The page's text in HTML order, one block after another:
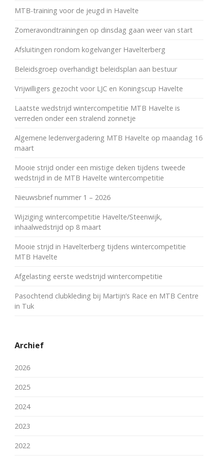
MTB-training voor de jeugd in Havelte
Zomeravondtrainingen op dinsdag gaan weer van start
Afsluitingen rondom kogelvanger Havelterberg
Beleidsgroep overhandigt beleidsplan aan bestuur
Vrijwilligers gezocht voor LJC en Koningscup Havelte
Laatste wedstrijd wintercompetitie MTB Havelte is
verreden onder een stralend zonnetje
Algemene ledenvergadering MTB Havelte op maandag 16
maart
Mooie strijd onder een mistige deken tijdens tweede
wedstrijd in de MTB Havelte wintercompetitie
Nieuwsbrief nummer 1 – 2026
Wijziging wintercompetitie Havelte/Steenwijk,
inhaalwedstrijd op 8 maart
Mooie strijd in Havelterberg tijdens wintercompetitie
MTB Havelte
Afgelasting eerste wedstrijd wintercompetitie
Pasochtend clubkleding bij Martijn’s Race en MTB Centre
in Tuk
Archief
2026
2025
2024
2023
2022